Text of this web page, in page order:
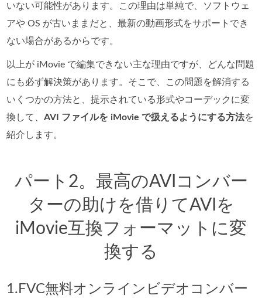
いない可能性があります。この理由は単純で、ソフトウェ
アや OS が古いままだと、最新の動画形式をサポートでき
ない場合があるからです。
以上が iMovie で編集できない主な理由ですが、どんな問題
にも必ず解決策があります。そこで、この問題を解消する
いくつかの方法と、提示されている形式やコーデックに変
換して、AVI ファイルを iMovie で扱えるようにする方法を
紹介します。
パート2。最高のAVIコンバー
ターの助けを借りてAVIを
iMovie互換フォーマットに変
換する
1.FVC無料オンラインビデオコンバー